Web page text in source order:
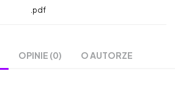
.pdf
OPINIE (0) O AUTORZE